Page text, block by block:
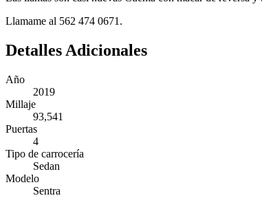
Llamame al 562 474 0671.
Detalles Adicionales
Año
2019
Millaje
93,541
Puertas
4
Tipo de carrocería
Sedan
Modelo
Sentra